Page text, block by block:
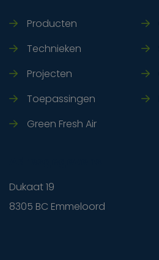
Producten
Technieken
Projecten
Toepassingen
Green Fresh Air
Dukaat 19
8305 BC Emmeloord